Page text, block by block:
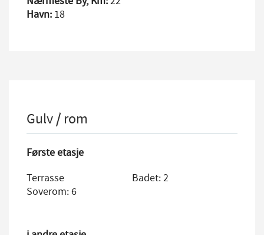
Havn: 18
Gulv / rom
Første etasje
Terrasse
Badet: 2
Soverom: 6